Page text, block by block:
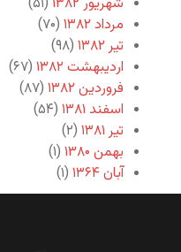
مرداد ۱۳۸۲
(۷۰)
تیر ۱۳۸۲
(۹۸)
اردیبهشت ۱۳۸۲
(۶۷)
فروردین ۱۳۸۲
(۸۷)
اسفند ۱۳۸۱
(۵۴)
تیر ۱۳۸۱
(۲)
بهمن ۱۳۸۰
(۱)
آبان ۱۳۶۴
(۱)